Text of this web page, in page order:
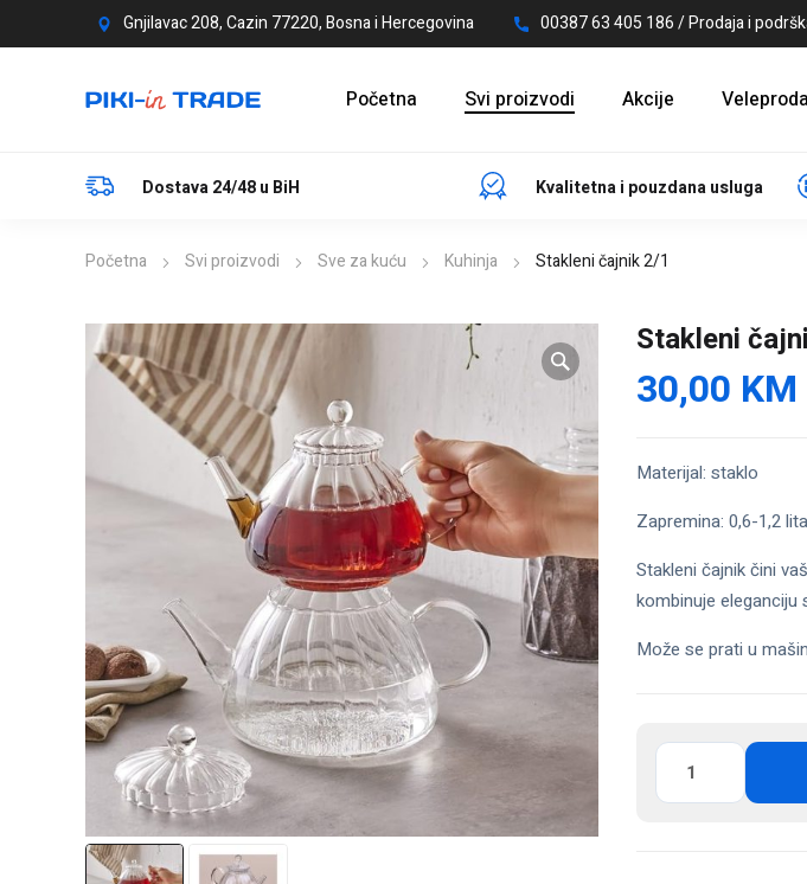
Gnjilavac 208, Cazin 77220, Bosna i Hercegovina 00387 63 405 186 / Prodaja i
Početna Svi proizvodi Akcije
Dostava 24/48 u BiH Kvalitetna i pouzdana usluga
Početna Svi proizvodi Sve za kuću Kuhinja Stakleni čajnik 2/1
Stakleni
30,00 KM
Materijal: staklo
Zapremina: 0,6-1,2
Stakleni čajnik čini
kombinuje eleganciju
Može se prati u
Stakleni
čajnik
2/1